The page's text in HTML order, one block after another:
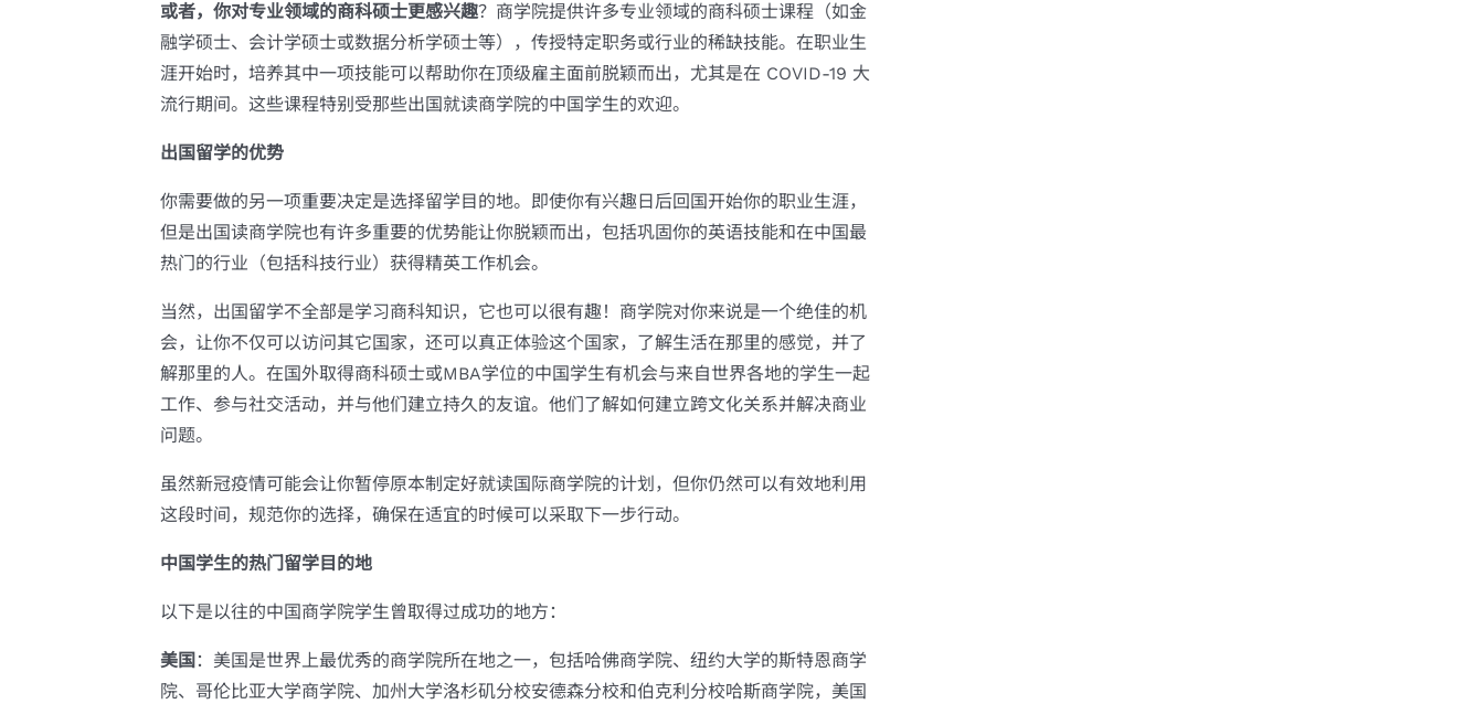
或者，你对专业领域的商科硕士更感兴趣？商学院提供许多专业领域的商科硕士课程（如金
融学硕士、会计学硕士或数据分析学硕士等），传授特定职务或行业的稀缺技能。在职业生
涯开始时，培养其中一项技能可以帮助你在顶级雇主面前脱颖而出，尤其是在 COVID-19 大
流行期间。这些课程特别受那些出国就读商学院的中国学生的欢迎。
出国留学的优势
你需要做的另一项重要决定是选择留学目的地。即使你有兴趣日后回国开始你的职业生涯，
但是出国读商学院也有许多重要的优势能让你脱颖而出，包括巩固你的英语技能和在中国最
热门的行业（包括科技行业）获得精英工作机会。
当然，出国留学不全部是学习商科知识，它也可以很有趣！商学院对你来说是一个绝佳的机
会，让你不仅可以访问其它国家，还可以真正体验这个国家，了解生活在那里的感觉，并了
解那里的人。在国外取得商科硕士或MBA学位的中国学生有机会与来自世界各地的学生一起
工作、参与社交活动，并与他们建立持久的友谊。他们了解如何建立跨文化关系并解决商业
问题。
虽然新冠疫情可能会让你暂停原本制定好就读国际商学院的计划，但你仍然可以有效地利用
这段时间，规范你的选择，确保在适宜的时候可以采取下一步行动。
中国学生的热门留学目的地
以下是以往的中国商学院学生曾取得过成功的地方：
美国 ：美国是世界上最优秀的商学院所在地之一，包括哈佛商学院、纽约大学的斯特恩商学
院、哥伦比亚大学商学院、加州大学洛杉矶分校安德森分校和伯克利分校哈斯商学院，美国